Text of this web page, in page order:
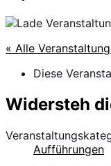
« Alle
Diese
Widersteh
Aufführungen